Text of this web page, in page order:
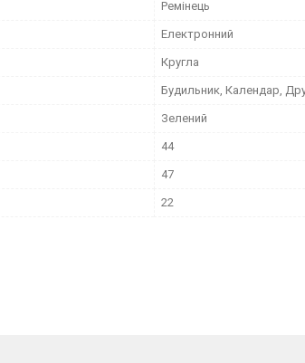
Ремінець
Електронний
Кругла
Будильник, Календар,
Зелений
44
47
22